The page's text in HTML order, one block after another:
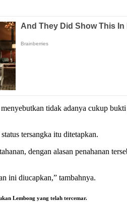
tidak adanya cukup
tersangka itu ditetapkan.
dengan alasan penahanan
ini diucapkan,” tambahnya.
Lembong yang telah tercemar.